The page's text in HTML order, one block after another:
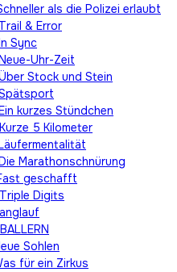
als die Polizei erlaubt
& Error
Sync
Uhr-Zeit
Stock und Stein
kurzes Stündchen
5 Kilometer
Marathonschnürung
geschafft
Digits
Sohlen
für ein Zirkus